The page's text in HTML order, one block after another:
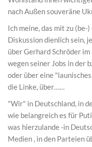
nach Außen souveräne
Ich meine, das mit zu
Diskussion dienlich sein,
über Gerhard Schröder
wegen seiner Jobs in der
oder über eine
die Linke, über……
"Wir" in Deutschland, in
wie belangreich es für
was hierzulande -in
Medien , in den Parteien